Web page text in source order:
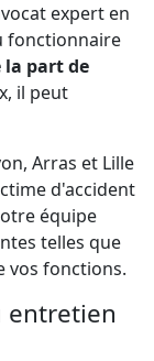
expert en
fonctionnaire
part de
il peut
Arras et Lille
d'accident
équipe
telles que
vos fonctions.
entretien